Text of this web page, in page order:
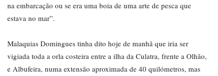
na embarcação ou se era uma boia de uma arte de pesca que
estava no mar”.
Malaquias Domingues tinha dito hoje de manhã que iria ser
vigiada toda a orla costeira entre a ilha da Culatra, frente a Olhão,
e Albufeira, numa extensão aproximada de 40 quilómetros, mas